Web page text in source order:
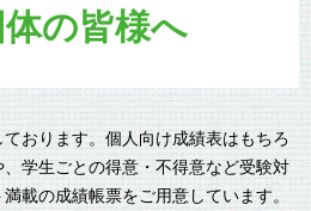
の皆様へ
おります。個人向け成績表はもちろ
学生ごとの得意・不得意など受験対
載の成績帳票をご用意しています。